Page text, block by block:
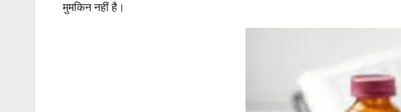
मुमकिन नहीं है।